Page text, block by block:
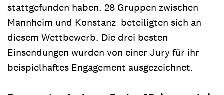
stattgefunden haben. 28 Gruppen zwischen
Mannheim und Konstanz beteiligten sich an
diesem Wettbewerb. Die drei besten
Einsendungen wurden von einer Jury für ihr
beispielhaftes Engagement ausgezeichnet.